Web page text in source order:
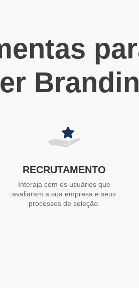
RECRUTAMENTO
Interaja com os usuários que
avaliaram a sua empresa e seus
processos de seleção.